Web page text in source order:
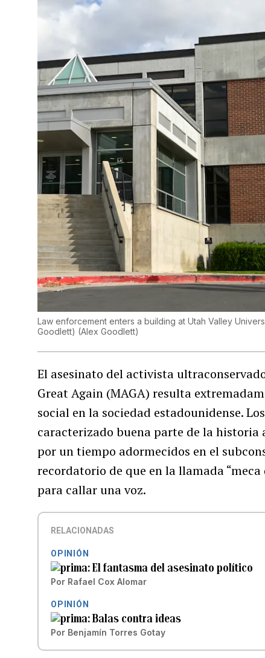
Law enforcement enters a building at Utah Valley
Goodlett) (Alex Goodlett)
El asesinato del activista
Great Again (MAGA) resulta
social en la sociedad estadounidense.
caracterizado buena parte de la
por un tiempo adormecidos en el
recordatorio de que en la llamada
para callar una voz.
RELACIONADAS
OPINIÓN
El fantasma del asesinato político
Por Rafael Cox Alomar
OPINIÓN
Balas contra ideas
Por Benjamín Torres Gotay